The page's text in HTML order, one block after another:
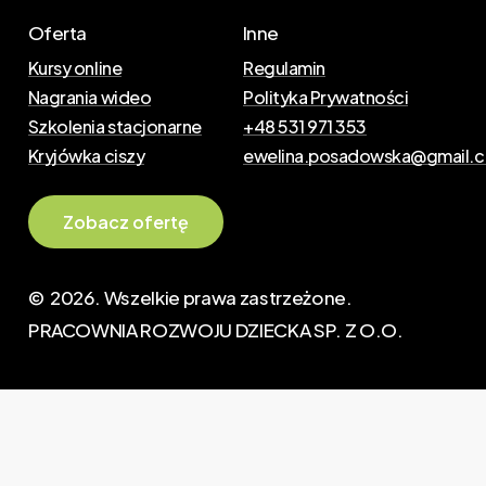
Oferta
Kursy online
Nagrania wideo
Szkolenia stacjonarne
Kryjówka ciszy
Inne
Regulamin
Polityka Prywatności
+48 531 971 353
Zobacz ofertę
© 2026. Wszelkie prawa zastrzeżone.
PRACOWNIA ROZWOJU DZIECKA SP. Z O.O.